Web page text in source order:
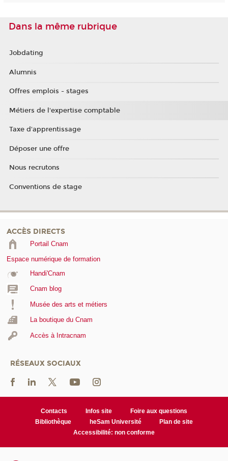
Dans la même rubrique
Jobdating
Alumnis
Offres emplois - stages
Métiers de l'expertise comptable
Taxe d'apprentissage
Déposer une offre
Nous recrutons
Conventions de stage
ACCÈS DIRECTS
Portail Cnam
Espace numérique de formation
Handi'Cnam
Cnam blog
Musée des arts et métiers
La boutique du Cnam
Accès à Intracnam
RÉSEAUX SOCIAUX
Contacts Infos site
Foire aux questions
Bibliothèque
heSam Université
Plan de site
Accessibilité: non conforme